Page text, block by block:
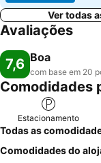
Ver todas
Avaliações
7,6 Boa
com base em 20
Comodidades
Estacionamento
Todas as
Comodidades do